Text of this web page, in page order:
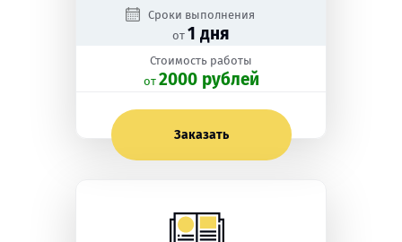
Сроки выполнения
от 1 дня
Стоимость работы
oт 2000 рублей
Заказать